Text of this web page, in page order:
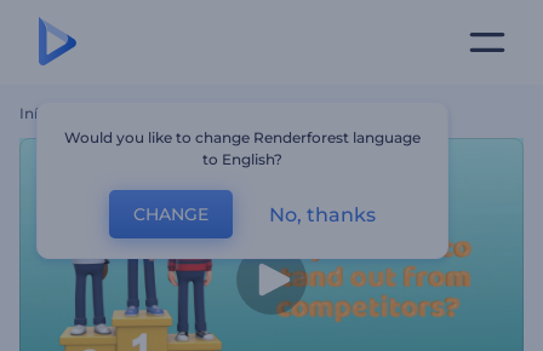
Início
Would you like to change Renderforest language
to English?
CHANGE No, thanks